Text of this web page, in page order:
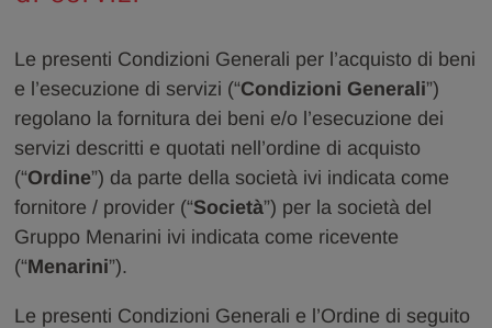
Le presenti Condizioni Generali per l’acquisto di beni
e l’esecuzione di servizi (“Condizioni Generali”)
regolano la fornitura dei beni e/o l’esecuzione dei
servizi descritti e quotati nell’ordine di acquisto
(“Ordine”) da parte della società ivi indicata come
fornitore / provider (“Società”) per la società del
Gruppo Menarini ivi indicata come ricevente
(“Menarini”).
Le presenti Condizioni Generali e l’Ordine di seguito